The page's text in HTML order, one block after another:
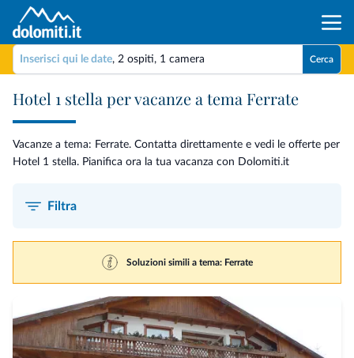
Inserisci qui le date, 2 ospiti, 1 camera Cerca
Hotel 1 stella per vacanze a tema Ferrate
Vacanze a tema: Ferrate. Contatta direttamente e vedi le offerte per
Hotel 1 stella. Pianifica ora la tua vacanza con Dolomiti.it
Filtra
Soluzioni simili a tema: Ferrate